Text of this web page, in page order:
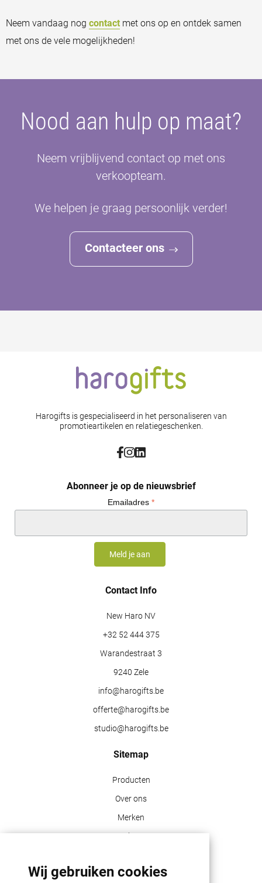
Wij gebruiken cookies
Neem vandaag nog contact met ons op en ontdek samen
met ons de vele mogelijkheden!
Nood aan hulp op maat?
Neem vrijblijvend contact op met ons
verkoopteam.
We helpen je graag persoonlijk verder!
Contacteer ons
Harogifts is gespecialiseerd in het personaliseren van
promotieartikelen en relatiegeschenken.
Abonneer je op de nieuwsbrief
Emailadres *
Contact Info
New Haro NV
+32 52 444 375
Warandestraat 3
9240 Zele
info@harogifts.be
offerte@harogifts.be
studio@harogifts.be
Sitemap
Producten
Over ons
Merken
Blog